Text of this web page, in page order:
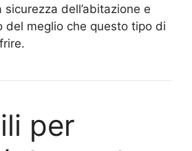
dell’abitazione e
del meglio che questo tipo di
per